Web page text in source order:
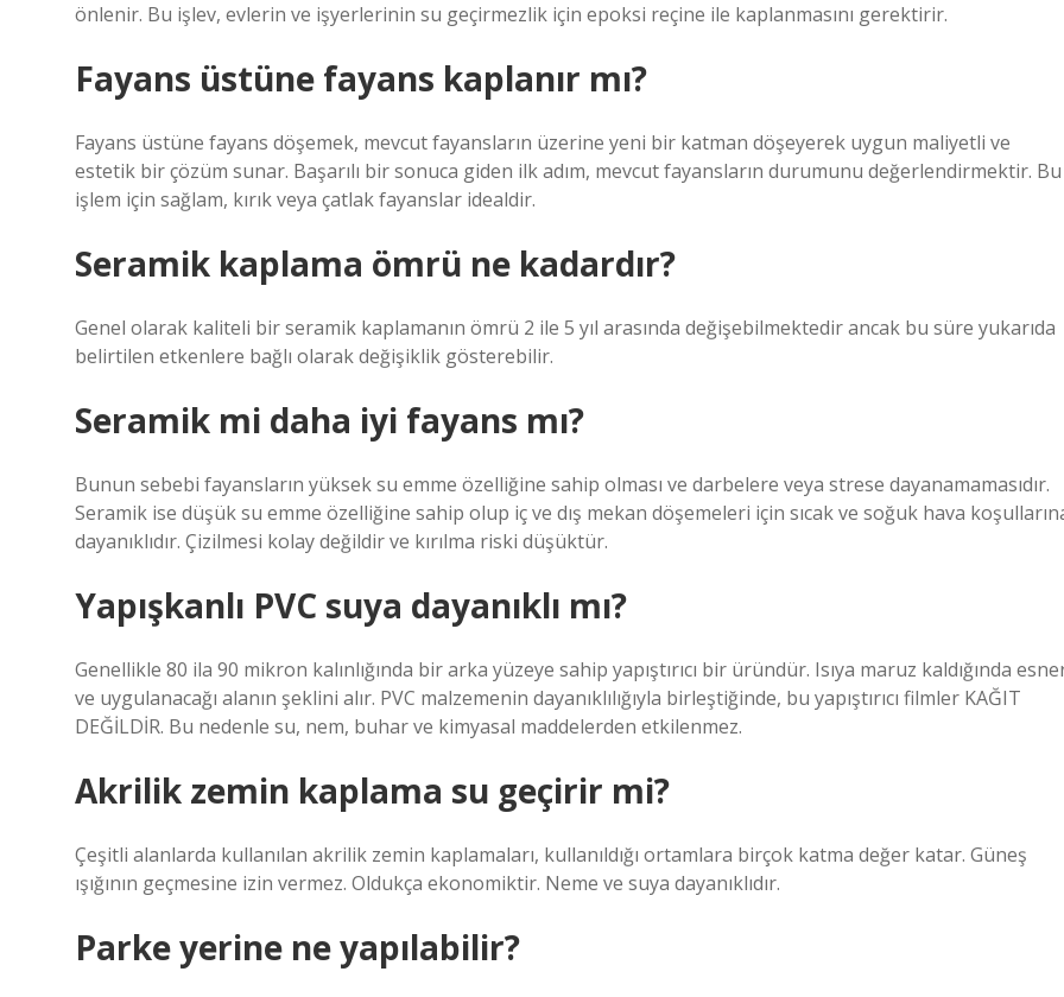
önlenir. Bu işlev, evlerin ve işyerlerinin su geçirmezlik için epoksi reçine ile kaplanmasını gerektirir.
Fayans üstüne fayans kaplanır mı?
Fayans üstüne fayans döşemek, mevcut fayansların üzerine yeni bir katman döşeyerek uygun maliyetli ve
estetik bir çözüm sunar. Başarılı bir sonuca giden ilk adım, mevcut fayansların durumunu değerlendirmektir. Bu
işlem için sağlam, kırık veya çatlak fayanslar idealdir.
Seramik kaplama ömrü ne kadardır?
Genel olarak kaliteli bir seramik kaplamanın ömrü 2 ile 5 yıl arasında değişebilmektedir ancak bu süre yukarıda
belirtilen etkenlere bağlı olarak değişiklik gösterebilir.
Seramik mi daha iyi fayans mı?
Bunun sebebi fayansların yüksek su emme özelliğine sahip olması ve darbelere veya strese dayanamamasıdır.
Seramik ise düşük su emme özelliğine sahip olup iç ve dış mekan döşemeleri için sıcak ve soğuk hava
dayanıklıdır. Çizilmesi kolay değildir ve kırılma riski düşüktür.
Yapışkanlı PVC suya dayanıklı mı?
Genellikle 80 ila 90 mikron kalınlığında bir arka yüzeye sahip yapıştırıcı bir üründür. Isıya maruz kaldığında
ve uygulanacağı alanın şeklini alır. PVC malzemenin dayanıklılığıyla birleştiğinde, bu yapıştırıcı filmler KAĞIT
DEĞİLDİR. Bu nedenle su, nem, buhar ve kimyasal maddelerden etkilenmez.
Akrilik zemin kaplama su geçirir mi?
Çeşitli alanlarda kullanılan akrilik zemin kaplamaları, kullanıldığı ortamlara birçok katma değer katar. Güneş
ışığının geçmesine izin vermez. Oldukça ekonomiktir. Neme ve suya dayanıklıdır.
Parke yerine ne yapılabilir?